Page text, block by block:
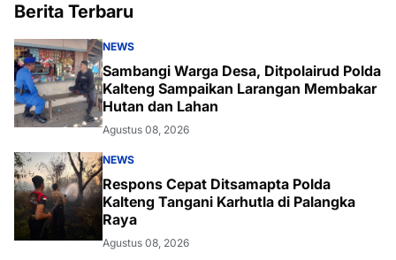
Berita Terbaru
NEWS
Sambangi Warga Desa, Ditpolairud Polda
Kalteng Sampaikan Larangan Membakar
Hutan dan Lahan
Agustus 08, 2026
NEWS
Respons Cepat Ditsamapta Polda
Kalteng Tangani Karhutla di Palangka
Raya
Agustus 08, 2026